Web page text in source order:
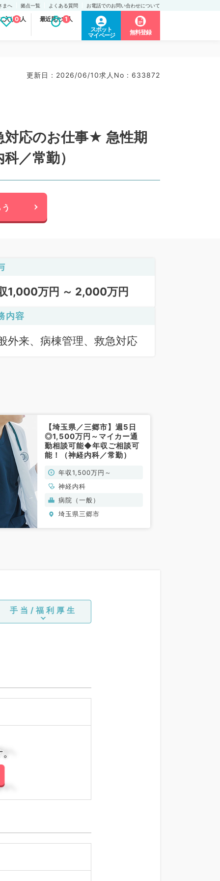
まへ 拠点一覧 よくある質問 お電話でのお問い合わせについて
入り求人
0 最近見た求人
1
スポット
マイページ
無料登録
更新日 : 2026/06/10求人No : 633872
対応のお仕事★ 急性期
／常勤）
1,000万円 ～ 2,000万円
内容
外来、病棟管理、救急対応
【埼玉県／三郷市】週5日
◎1,500万円～マイカー通
勤相談可能◆年収ご相談可
能！（神経内科／常勤）
年収1,500万円～
神経内科
病院（一般）
埼玉県三郷市
手当/福利厚生
。
。